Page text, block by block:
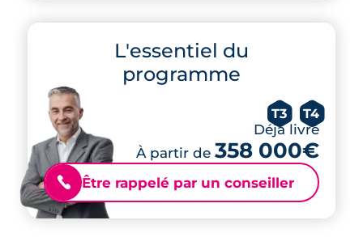
L'essentiel du
programme
T3 T4
Déjà livré
À partir de 358 000€
📞 Être rappelé par un conseiller